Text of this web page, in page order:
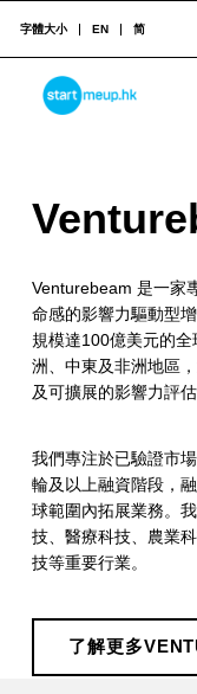
STARTMEUPHK
字體大小 EN 简
V
n
t
u
e
b
e
Venturebeam 是一家
命感的影響力驅動型
規模達100億美元的
洲、中東及非洲地區
及可擴展的影響力評
我們專注於已驗證市
輪及以上融資階段，
球範圍內拓展業務。
技、醫療科技、農業
技等重要行業。
了解更多
Skip back to main navigation